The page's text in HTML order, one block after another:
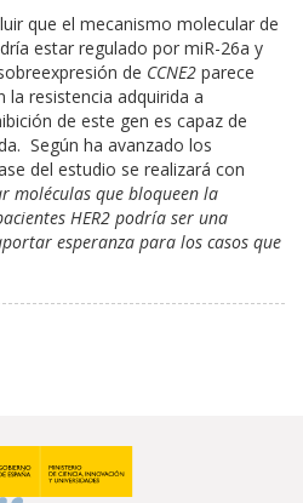
que el mecanismo molecular de
estar regulado por miR-26a y
de CCNE2 parece
resistencia adquirida a
de este gen es capaz de
Según ha avanzado los
del estudio se realizará con
moléculas que bloqueen la
HER2 podría ser una
esperanza para los casos que